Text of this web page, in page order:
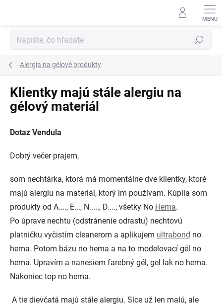
Hľadať
Alergia na gélové produkty
Klientky majú stále alergiu na
gélový materiál
Dotaz Vendula
Dobrý večer prajem,
som nechtárka, ktorá má momentálne dve klientky, ktoré
majú alergiu na materiál, ktorý im používam. Kúpila som
produkty od A...., E..., N....., D...., všetky No Hema.
Po úprave nechtu (odstránenie odrastu) nechtovú
platničku vyčistím cleanerom a aplikujem ultrabond no
hema. Potom bázu no hema a na to modelovací gél no
hema. Upravím a nanesiem farebný gél, gel lak no hema.
Nakoniec top no hema.
A tie dievčatá majú stále alergiu. Síce už len malú, ale